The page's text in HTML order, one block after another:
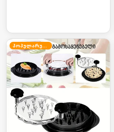
პოპულარული